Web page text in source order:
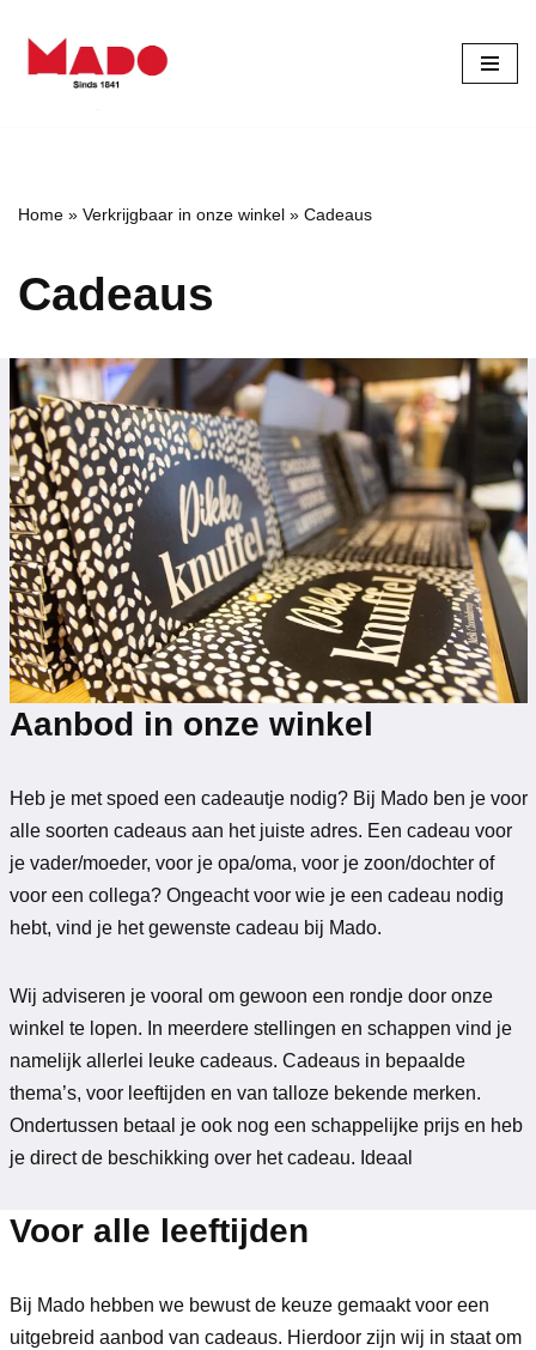
Home » Verkrijgbaar in onze winkel » Cadeaus
Cadeaus
Aanbod in onze winkel
Heb je met spoed een cadeautje nodig? Bij Mado ben je voor
alle soorten cadeaus aan het juiste adres. Een cadeau voor
je vader/moeder, voor je opa/oma, voor je zoon/dochter of
voor een collega? Ongeacht voor wie je een cadeau nodig
hebt, vind je het gewenste cadeau bij Mado.
Wij adviseren je vooral om gewoon een rondje door onze
winkel te lopen. In meerdere stellingen en schappen vind je
namelijk allerlei leuke cadeaus. Cadeaus in bepaalde
thema’s, voor leeftijden en van talloze bekende merken.
Ondertussen betaal je ook nog een schappelijke prijs en heb
je direct de beschikking over het cadeau. Ideaal
Voor alle leeftijden
Bij Mado hebben we bewust de keuze gemaakt voor een
uitgebreid aanbod van cadeaus. Hierdoor zijn wij in staat om